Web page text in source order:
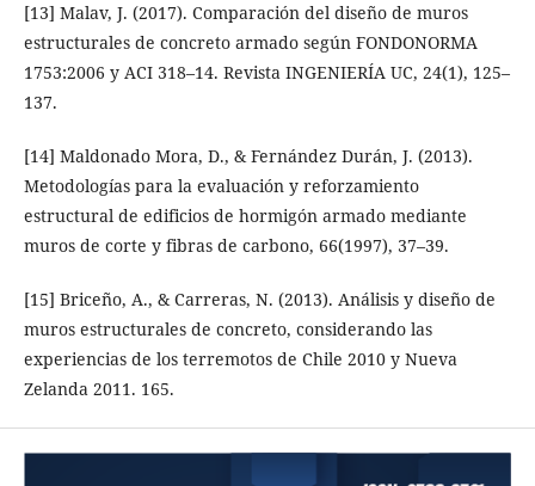
[13] Malav, J. (2017). Comparación del diseño de muros
estructurales de concreto armado según FONDONORMA
1753:2006 y ACI 318–14. Revista INGENIERÍA UC, 24(1), 125–
137.
[14] Maldonado Mora, D., & Fernández Durán, J. (2013).
Metodologías para la evaluación y reforzamiento
estructural de edificios de hormigón armado mediante
muros de corte y fibras de carbono, 66(1997), 37–39.
[15] Briceño, A., & Carreras, N. (2013). Análisis y diseño de
muros estructurales de concreto, considerando las
experiencias de los terremotos de Chile 2010 y Nueva
Zelanda 2011. 165.